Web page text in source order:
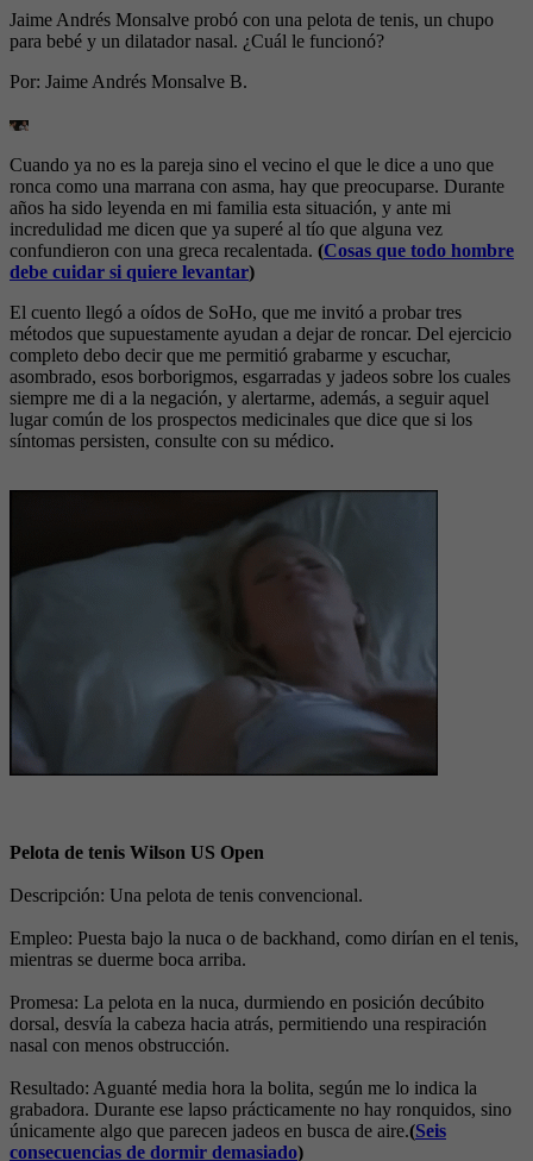
Jaime Andrés Monsalve probó con una pelota de tenis, un chupo
para bebé y un dilatador nasal. ¿Cuál le funcionó?
Por: Jaime Andrés Monsalve B.
Cuando ya no es la pareja sino el vecino el que le dice a uno que
ronca como una marrana con asma, hay que preocuparse. Durante
años ha sido leyenda en mi familia esta situación, y ante mi
incredulidad me dicen que ya superé al tío que alguna vez
confundieron con una greca recalentada. (Cosas que todo hombre
debe cuidar si quiere levantar)
El cuento llegó a oídos de SoHo, que me invitó a probar tres
métodos que supuestamente ayudan a dejar de roncar. Del ejercicio
completo debo decir que me permitió grabarme y escuchar,
asombrado, esos borborigmos, esgarradas y jadeos sobre los cuales
siempre me di a la negación, y alertarme, además, a seguir aquel
lugar común de los prospectos medicinales que dice que si los
síntomas persisten, consulte con su médico.
Pelota de tenis Wilson US Open
Descripción: Una pelota de tenis convencional.
Empleo: Puesta bajo la nuca o de backhand, como dirían en el tenis,
mientras se duerme boca arriba.
Promesa: La pelota en la nuca, durmiendo en posición decúbito
dorsal, desvía la cabeza hacia atrás, permitiendo una respiración
nasal con menos obstrucción.
Resultado: Aguanté media hora la bolita, según me lo indica la
grabadora. Durante ese lapso prácticamente no hay ronquidos, sino
únicamente algo que parecen jadeos en busca de aire.(Seis
consecuencias de dormir demasiado)